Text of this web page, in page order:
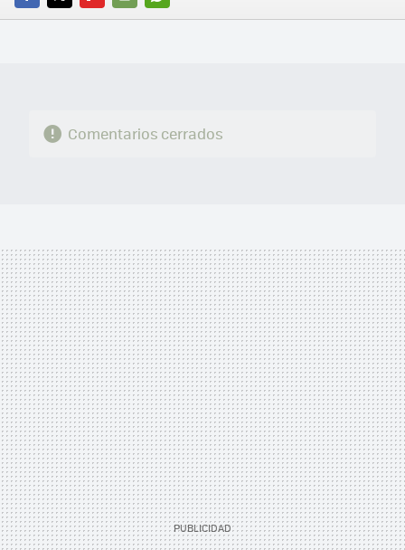
FACEBOOK
TWITTERFLIPBOARD
E-
WHATSAPP
Comentarios cerrados